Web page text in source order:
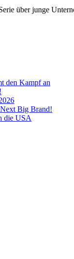
über junge
den Kampf an
Big Brand!
die USA